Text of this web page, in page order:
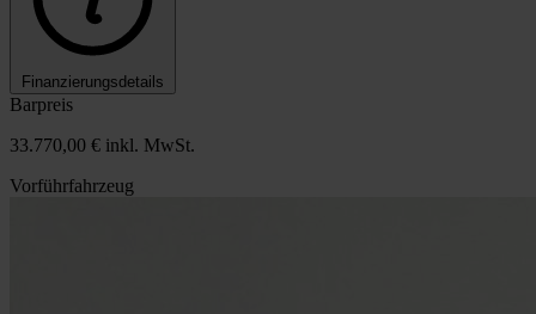
Finanzierungsdetails
Barpreis
33.770,00 € inkl. MwSt.
Vorführfahrzeug